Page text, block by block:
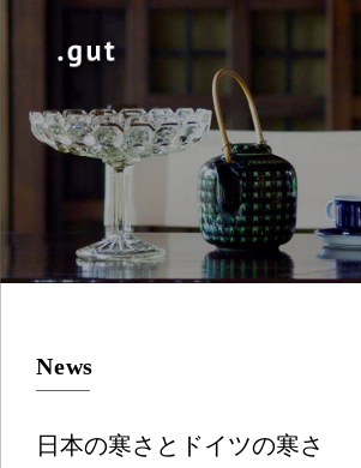
News
日本の寒さとドイツの寒さ